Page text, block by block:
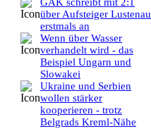
GAK schreibt mit 2:1
über Aufsteiger Lustenau
erstmals an
Wenn über Wasser
verhandelt wird - das
Beispiel Ungarn und
Slowakei
Ukraine und Serbien
wollen stärker
kooperieren - trotz
Belgrads Kreml-Nähe